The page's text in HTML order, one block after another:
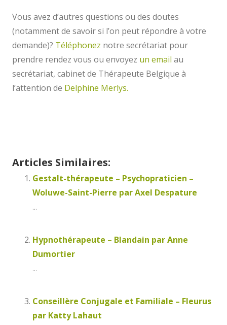
Vous avez d’autres questions ou des doutes
(notamment de savoir si l’on peut répondre à votre
demande)? Téléphonez notre secrétariat pour
prendre rendez vous ou envoyez un email au
secrétariat, cabinet de Thérapeute Belgique à
l’attention de Delphine Merlys.
Articles Similaires:
Gestalt-thérapeute – Psychopraticien –
Woluwe-Saint-Pierre par Axel Despature
...
Hypnothérapeute – Blandain par Anne
Dumortier
...
Conseillère Conjugale et Familiale – Fleurus
par Katty Lahaut